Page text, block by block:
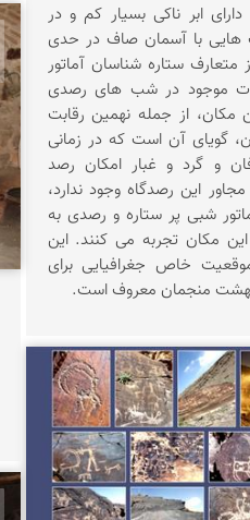
ابر ناكی بسیار كم و در
هایی با آسمان صاف در حدی
متعارف ستاره شناسان آماتور
موجود در شب های رصدی
مكان، از جمله نهمین رقابت
گویای آن است كه در زمانی
و گرد و غبار امكان رصد
این رصدگاه وجود ندارد،
شبی پر ستاره و رصدی به
این مكان تجربه می كنند. این
خاص جغرافیایی برای
منجمان معروف است.
فرد